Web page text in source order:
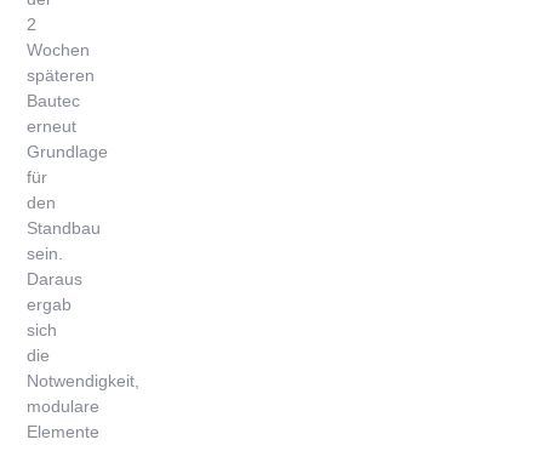
2
Wochen
späteren
Bautec
erneut
Grundlage
für
den
Standbau
sein.
Daraus
ergab
sich
die
Notwendigkeit,
modulare
Elemente